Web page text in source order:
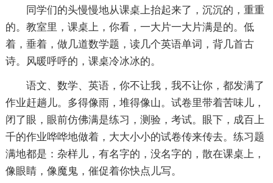
同学们的头慢慢地从课桌上抬起来了，沉沉的，重重
的。教室里，课桌上，你看，一大片一大片满是的。低
着，垂着，做几道数学题，读几个英语单词，背几首古
诗。风暖呼呼的，课桌冷冰冰的。
语文、数学、英语，你不让我，我不让你，都发满了
作业赶趟儿。多得像雨，堆得像山。试卷里带着苦味儿，
闭了眼，眼前仿佛满是练习，测验，考试。眼下，成百上
千的作业哗哗地做着，大大小小的试卷传来传去。练习题
满地都是：杂样儿，有名字的，没名字的，散在课桌上，
像眼睛，像魔鬼，催促着你快点儿写。